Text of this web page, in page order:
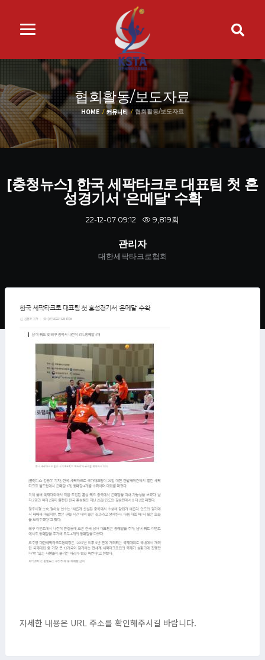
협회활동/보도자료
HOME 커뮤니티 협회활동/보도자료
[충청뉴스] 한국 세팍타크로 대표팀 첫 혼
성경기서 '은메달' 수확
22-12-07 09:12 9,819회
관리자
대한세팍타크로협회
자세한 내용은 URL 주소를 확인해주시길 바랍니다.